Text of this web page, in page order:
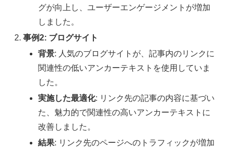
グが向上し、ユーザーエンゲージメントが増加
しました。
事例2: ブログサイト
背景: 人気のブログサイトが、記事内のリンクに
関連性の低いアンカーテキストを使用していま
した。
実施した最適化: リンク先の記事の内容に基づい
た、魅力的で関連性の高いアンカーテキストに
改善しました。
結果: リンク先のページへのトラフィックが増加